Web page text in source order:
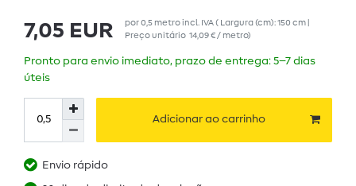
7,05 EUR por0,5 metroincl. IVA( Largura (cm): 150 cm |
Preço unitário 14,09 € / metro)
Pronto para envio imediato, prazo de entrega: 5–7 dias
úteis
Adicionar ao carrinho
Envio rápido